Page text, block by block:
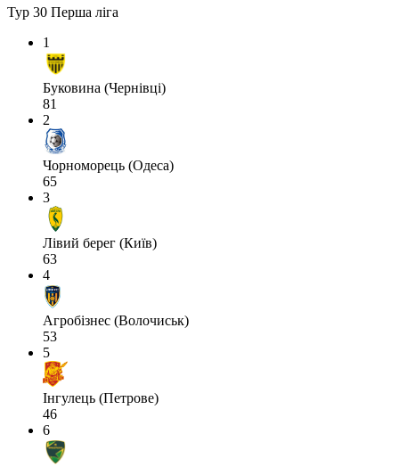
Тур 30 Перша ліга
1
Буковина (Чернівці)
81
2
Чорноморець (Одеса)
65
3
Лівий берег (Київ)
63
4
Агробізнес (Волочиськ)
53
5
Інгулець (Петрове)
46
6